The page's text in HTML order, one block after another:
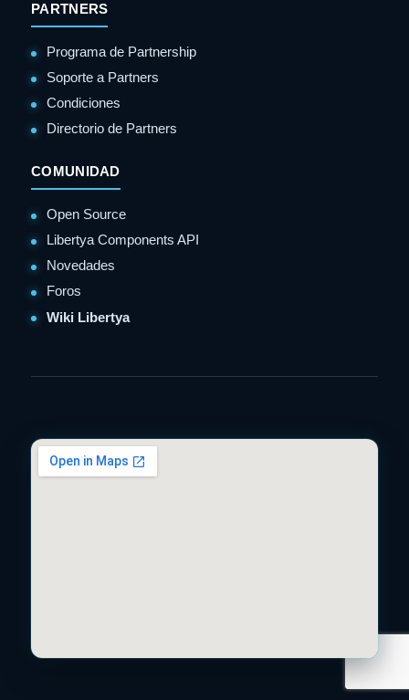
PARTNERS
Programa de Partnership
Soporte a Partners
Condiciones
Directorio de Partners
COMUNIDAD
Open Source
Libertya Components API
Novedades
Foros
Wiki Libertya